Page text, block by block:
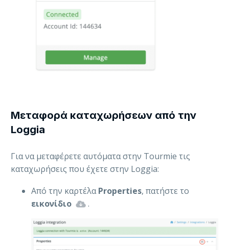
Mεταφορά καταχωρήσεων από την
Loggia
Για να μεταφέρετε αυτόματα στην Tourmie τις
καταχωρήσεις που έχετε στην Loggia:
Από την καρτέλαProperties, πατήστε το
εικονίδιο
.